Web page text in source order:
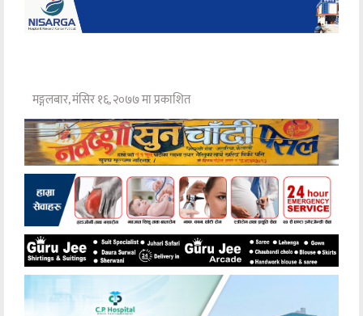
मङ्गलबार, मंसिर १६, २०७७ मा प्रकाशित